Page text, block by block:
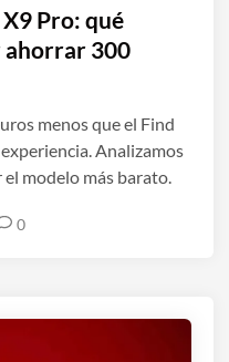
Pro: qué
ahorrar 300
menos que el Find
Analizamos
modelo más barato.
0